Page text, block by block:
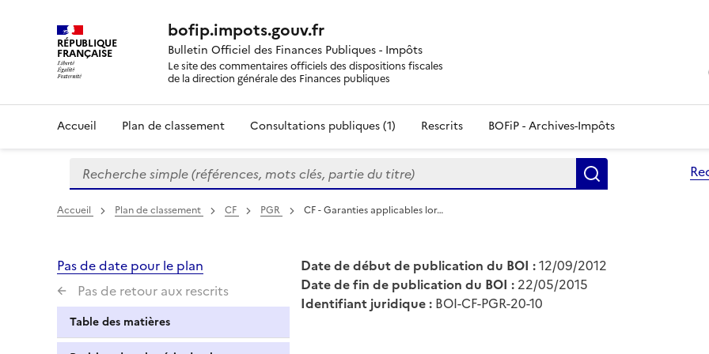
RÉPUBLIQUE
FRANÇAISE
bofip.impots.gouv.fr
Bulletin Officiel des Finances Publiques - Impôts
Le site des commentaires officiels des dispositions fiscales
de la direction générale des Finances publiques
Accueil Plan de classement Consultations publiques (1) Rescrits BOFiP - Archives-Impôts
Formulaire
de
recherche
Recherche simple (références, mots clés, partie du titre)
Accueil Plan de classement CF PGR CF - Garanties applicables lor…
Pas de date pour le plan
Pas de retour aux rescrits
Table des matières
Date de début de publication du BOI :12/09/2012
Date de fin de publication du BOI : 22/05/2015
Identifiant juridique : BOI-CF-PGR-20-10